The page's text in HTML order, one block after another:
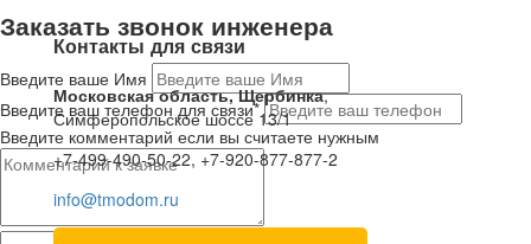
Контакты для связи
Московская область, Щербинка,
Симферопольское шоссе 13/1
+7-499-490-50-22, +7-920-877-877-2
info@tmodom.ru
Заказать звонок инженера
Введите ваше Имя
Введите ваш телефон для связи*
Введите комментарий если вы считаете нужным